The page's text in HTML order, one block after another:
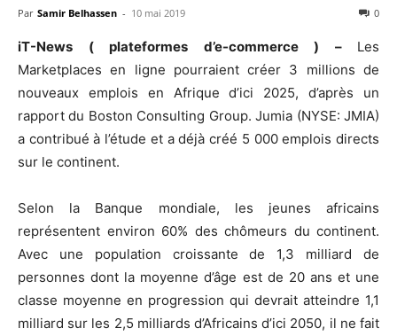
Par Samir Belhassen - 10 mai 2019 0
iT-News ( plateformes d’e-commerce ) – Les
Marketplaces en ligne pourraient créer 3 millions de
nouveaux emplois en Afrique d’ici 2025, d’après un
rapport du Boston Consulting Group. Jumia (NYSE: JMIA)
a contribué à l’étude et a déjà créé 5 000 emplois directs
sur le continent.
Selon la Banque mondiale, les jeunes africains
représentent environ 60% des chômeurs du continent.
Avec une population croissante de 1,3 milliard de
personnes dont la moyenne d’âge est de 20 ans et une
classe moyenne en progression qui devrait atteindre 1,1
milliard sur les 2,5 milliards d’Africains d’ici 2050, il ne fait